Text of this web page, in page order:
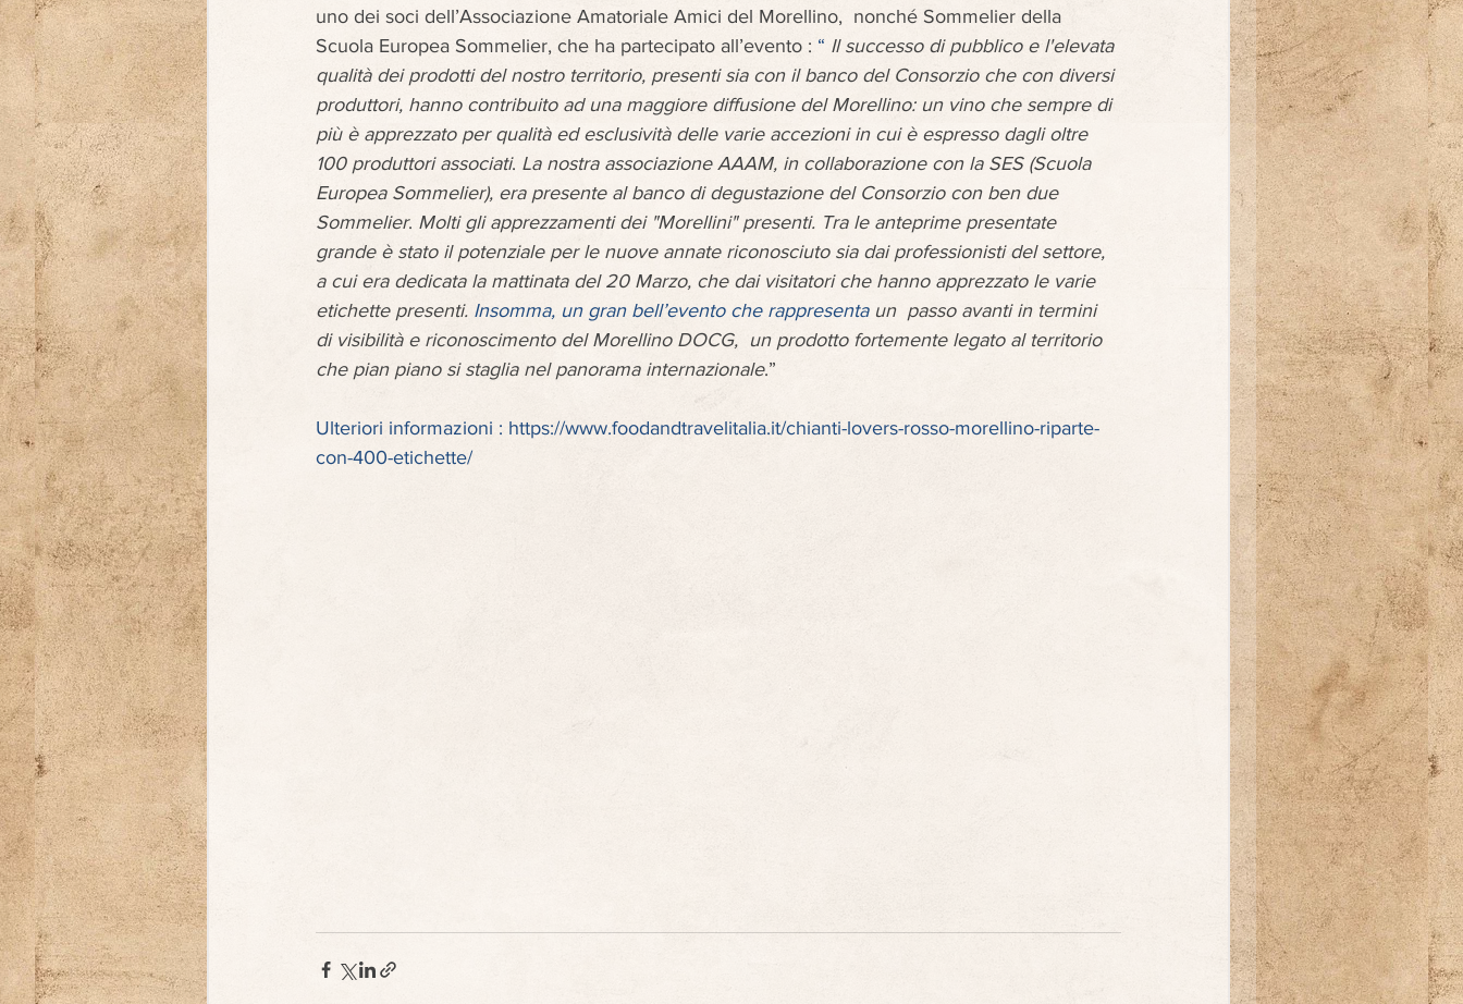
uno dei soci dell’Associazione Amatoriale Amici del Morellino,  nonché Sommelier della
Scuola Europea Sommelier, che ha partecipato all’evento : “ Il successo di pubblico e l'elevata
qualità dei prodotti del nostro territorio, presenti sia con il banco del Consorzio che con diversi
produttori, hanno contribuito ad una maggiore diffusione del Morellino: un vino che sempre di
più è apprezzato per qualità ed esclusività delle varie accezioni in cui è espresso dagli oltre
100 produttori associati. La nostra associazione AAAM, in collaborazione con la SES (Scuola
Europea Sommelier), era presente al banco di degustazione del Consorzio con ben due
Sommelier. Molti gli apprezzamenti dei "Morellini" presenti. Tra le anteprime presentate
grande è stato il potenziale per le nuove annate riconosciuto sia dai professionisti del settore,
a cui era dedicata la mattinata del 20 Marzo, che dai visitatori che hanno apprezzato le varie
etichette presenti. Insomma, un gran bell’evento che rappresenta un  passo avanti in termini
di visibilità e riconoscimento del Morellino DOCG,  un prodotto fortemente legato al territorio
che pian piano si staglia nel panorama internazionale.”
Ulteriori informazioni : https://www.foodandtravelitalia.it/chianti-lovers-rosso-morellino-riparte-
con-400-etichette/